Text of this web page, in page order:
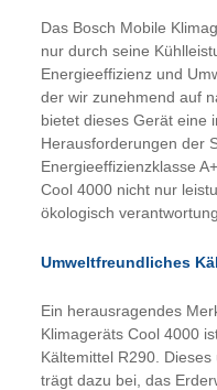
Das Bosch Mobile
nur durch seine
Energieeffizienz und
der wir zunehmend auf
bietet dieses Gerät eine
Herausforderungen der
Energieeffizienzklasse
Cool 4000 nicht nur
ökologisch
Umweltfreundliches
Ein herausragendes
Klimageräts Cool 4000
Kältemittel R290.
trägt dazu bei, das